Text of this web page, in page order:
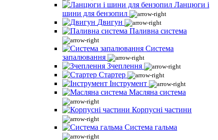
Ланцюги і
шини для бензопил
Двигун
Паливна система
Система
запалювання
Зчеплення
Стартер
Інструмент
Масляна система
Корпусні частини
Система гальма